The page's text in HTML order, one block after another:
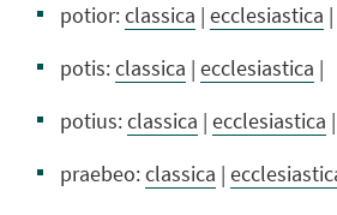
potior:classica | ecclesiastica |
potis:classica | ecclesiastica |
potius:classica | ecclesiastica |
praebeo:classica |